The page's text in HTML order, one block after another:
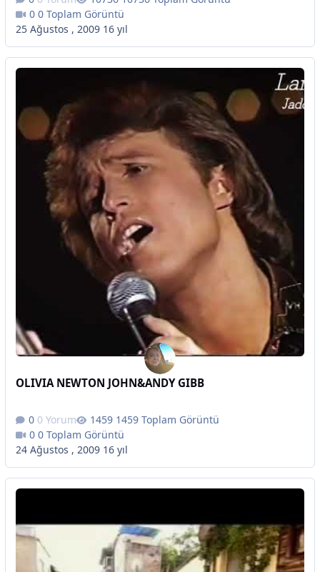
0 Toplam Görüntü
25 Ağustos , 2009 16 yıl
OLIVIA NEWTON JOHN&ANDY GIBB
0 Yorum
1459 Toplam Görüntü
0 Toplam Görüntü
24 Ağustos , 2009 16 yıl